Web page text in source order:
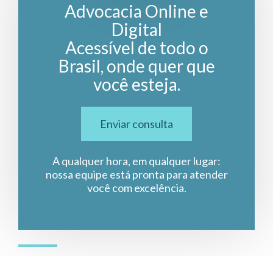
Advocacia Online e
Digital
Acessível de todo o
Brasil, onde quer que
você esteja.
Enviar consulta
A qualquer hora, em qualquer lugar:
nossa equipe está pronta para atender
você com excelência.